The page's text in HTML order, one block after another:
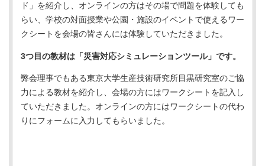
ド」を紹介し、オンラインの方はその場で問題を体験しても
らい、学校の対面授業や公園・施設のイベントで使えるワー
クシートを会場の皆さんには体験していただきました。
3つ目の教材は「災害対応シミュレーションツール」です。
弊会理事でもある東京大学生産技術研究所目黒研究室のご協
力による教材を紹介し、会場の方にはワークシートを記入し
ていただきました。オンラインの方にはワークシートの代わ
りにフォームに入力してもらいました。